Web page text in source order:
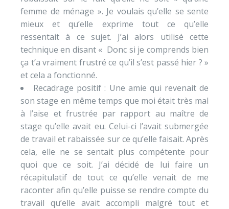
femme de ménage ». Je voulais qu’elle se sente
mieux et qu’elle exprime tout ce qu’elle
ressentait à ce sujet. J’ai alors utilisé cette
technique en disant « Donc si je comprends bien
ça t’a vraiment frustré ce qu’il s’est passé hier ? »
et cela a fonctionné.
Recadrage positif : Une amie qui revenait de
son stage en même temps que moi était très mal
à l’aise et frustrée par rapport au maître de
stage qu’elle avait eu. Celui-ci l’avait submergée
de travail et rabaissée sur ce qu’elle faisait. Après
cela, elle ne se sentait plus compétente pour
quoi que ce soit. J’ai décidé de lui faire un
récapitulatif de tout ce qu’elle venait de me
raconter afin qu’elle puisse se rendre compte du
travail qu’elle avait accompli malgré tout et